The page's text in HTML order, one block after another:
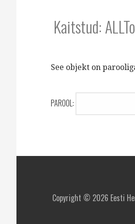
Kaitstud:
See objekt on
PAROOL:
Copyright © 2026 Eesti